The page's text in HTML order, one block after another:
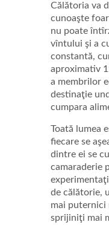
Călătoria va
cunoaşte
nu poate
vîntului şi a
constantă,
aproximativ
a membrilor
destinaţie
cumpara
Toată lumea
fiecare se
dintre ei se
camaraderie
de călătorie,
mai puternici
sprijiniţi mai